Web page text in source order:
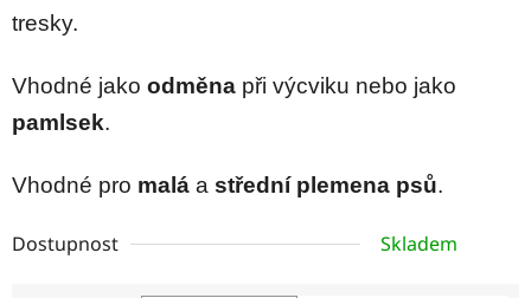
tresky.
Vhodné jako odměna při výcviku nebo jako
pamlsek.
Vhodné pro malá a střední plemena psů.
Dostupnost Skladem